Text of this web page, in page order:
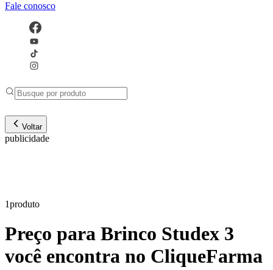
Fale conosco
Voltar
publicidade
1produto
Preço para Brinco Studex 3
você encontra no CliqueFarma